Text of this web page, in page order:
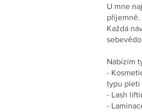
U mne
příjemně.
Každá
Nabízím
-
typu pleti
- Lash
-